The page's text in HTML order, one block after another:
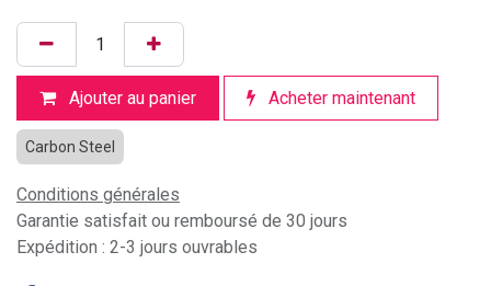
Ajouter au panier Acheter maintenant
Carbon Steel
Conditions générales
Garantie satisfait ou remboursé de 30 jours
Expédition : 2-3 jours ouvrables